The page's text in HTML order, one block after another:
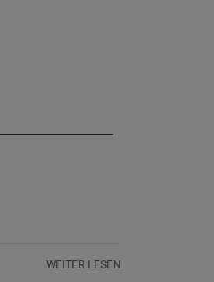
WEITER LESEN